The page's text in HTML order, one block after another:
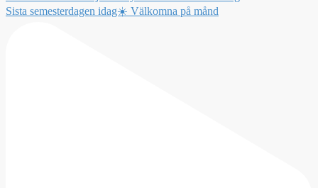
Sista semesterdagen idag☀️ Välkomna på månd